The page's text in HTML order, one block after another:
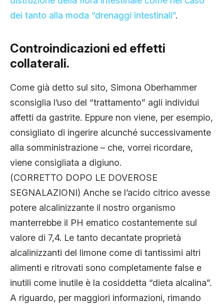
dei tanto alla moda “drenaggi intestinali”.
Controindicazioni ed effetti
collaterali.
Come già detto sul sito, Simona Oberhammer
sconsiglia l’uso del “trattamento” agli individui
affetti da gastrite. Eppure non viene, per esempio,
consigliato di ingerire alcunché successivamente
alla somministrazione – che, vorrei ricordare,
viene consigliata a digiuno.
(CORRETTO DOPO LE DOVEROSE
SEGNALAZIONI) Anche se l’acido citrico avesse
potere alcalinizzante il nostro organismo
manterrebbe il PH ematico costantemente sul
valore di 7,4. Le tanto decantate proprietà
alcalinizzanti del limone come di tantissimi altri
alimenti e ritrovati sono completamente false e
inutili come inutile è la cosiddetta “dieta alcalina”.
A riguardo, per maggiori informazioni, rimando